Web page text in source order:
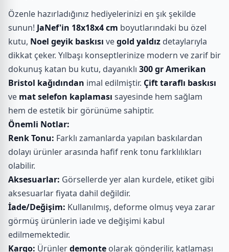
Özenle hazırladığınız hediyelerinizi en şık şekilde
sunun! JaNef'in 18x18x4 cm boyutlarındaki bu özel
kutu, Noel geyik baskısı vegold yaldız detaylarıyla
dikkat çeker. Yılbaşı konseptlerinize modern ve zarif bir
dokunuş katan bu kutu, dayanıklı 300 gr Amerikan
Bristol kağıdından imal edilmiştir. Çift taraflı baskısı
ve mat selefon kaplaması sayesinde hem sağlam
hem de estetik bir görünüme sahiptir.
Önemli Notlar:
Renk Tonu: Farklı zamanlarda yapılan baskılardan
dolayı ürünler arasında hafif renk tonu farklılıkları
olabilir.
Aksesuarlar: Görsellerde yer alan kurdele, etiket gibi
aksesuarlar fiyata dahil değildir.
İade/Değişim: Kullanılmış, deforme olmuş veya zarar
görmüş ürünlerin iade ve değişimi kabul
edilmemektedir.
Kargo: Ürünlerdemonte olarak gönderilir, katlaması